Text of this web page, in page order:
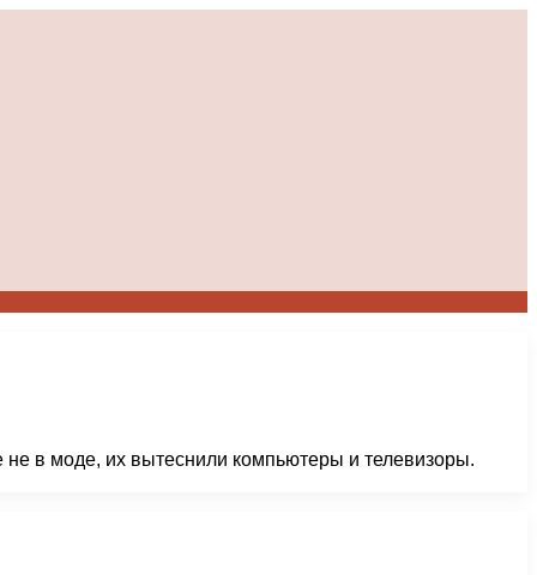
в моде, их вытеснили компьютеры и телевизоры.